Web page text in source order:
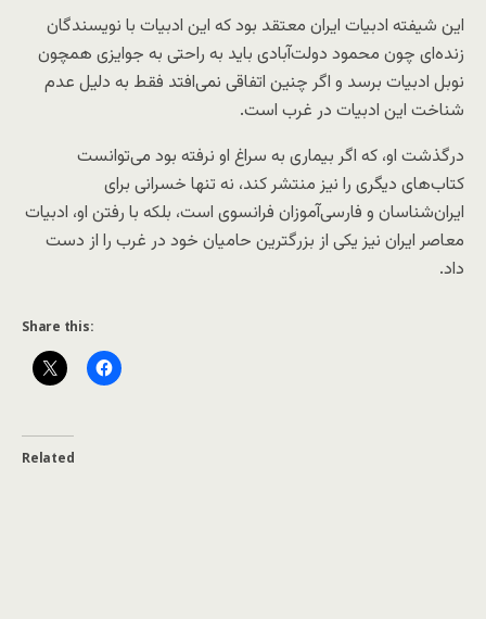
این شیفته ادبیات ایران معتقد بود که این ادبیات با نویسندگان
زنده‌ای چون محمود دولت‌آبادی باید به راحتی به جوایزی همچون
نوبل ادبیات برسد و اگر چنین اتفاقی نمی‌افتد فقط به دلیل عدم
شناخت این ادبیات در غرب است.
درگذشت او، که اگر بیماری به سراغ او نرفته بود می‌توانست
کتاب‌های دیگری را نیز منتشر کند، نه تنها خسرانی برای
ایران‌شناسان و فارسی‌آموزان فرانسوی است، بلکه با رفتن او، ادبیات
معاصر ایران نیز یکی از بزرگترین حامیان خود در غرب را از دست
داد.
Share this:
Related